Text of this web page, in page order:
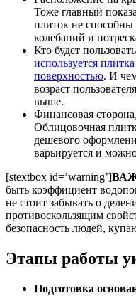
Тоже главный
плиток не
колебаний и
Кто будет
используется
поверхностью. И
возраст
выше.
Финансовая
Облицовочная
дешевого
варьируется и
[stextbox id=’warning’]
быть коэффициент
не стоит забывать о
противоскользящим
безопасность людей,
Этапы работы
Подготовка